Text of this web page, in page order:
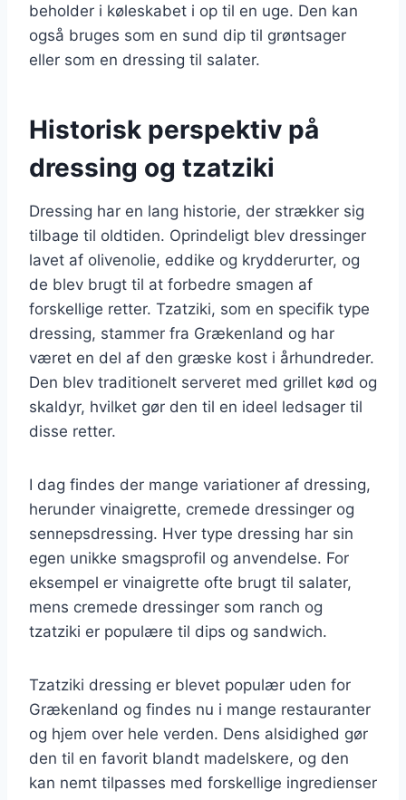
beholder i køleskabet i op til en uge. Den kan
også bruges som en sund dip til grøntsager
eller som en dressing til salater.
Historisk perspektiv på
dressing og tzatziki
Dressing har en lang historie, der strækker sig
tilbage til oldtiden. Oprindeligt blev dressinger
lavet af olivenolie, eddike og krydderurter, og
de blev brugt til at forbedre smagen af
forskellige retter. Tzatziki, som en specifik type
dressing, stammer fra Grækenland og har
været en del af den græske kost i århundreder.
Den blev traditionelt serveret med grillet kød og
skaldyr, hvilket gør den til en ideel ledsager til
disse retter.
I dag findes der mange variationer af dressing,
herunder vinaigrette, cremede dressinger og
sennepsdressing. Hver type dressing har sin
egen unikke smagsprofil og anvendelse. For
eksempel er vinaigrette ofte brugt til salater,
mens cremede dressinger som ranch og
tzatziki er populære til dips og sandwich.
Tzatziki dressing er blevet populær uden for
Grækenland og findes nu i mange restauranter
og hjem over hele verden. Dens alsidighed gør
den til en favorit blandt madelskere, og den
kan nemt tilpasses med forskellige ingredienser